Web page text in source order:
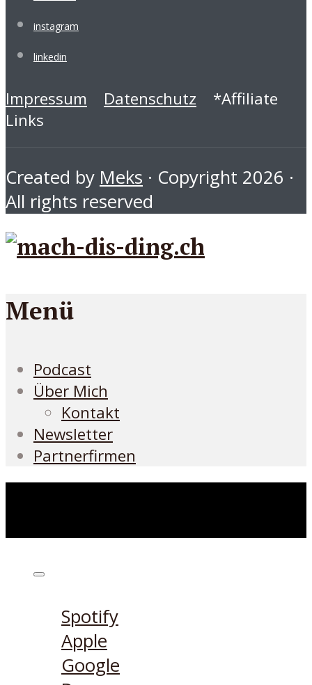
instagram
linkedin
Impressum Datenschutz *Affiliate
Links
Created by Meks · Copyright 2026 ·
All rights reserved
Menü
Podcast
Über Mich
Kontakt
Newsletter
Partnerfirmen
Spotify
Apple
Google